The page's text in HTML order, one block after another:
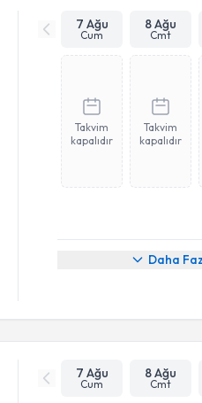
7 Ağu
Cum
8 Ağu
Cmt
Takvim
kapalıdır
Takvim
kapalıdır
Daha
7 Ağu
Cum
8 Ağu
Cmt